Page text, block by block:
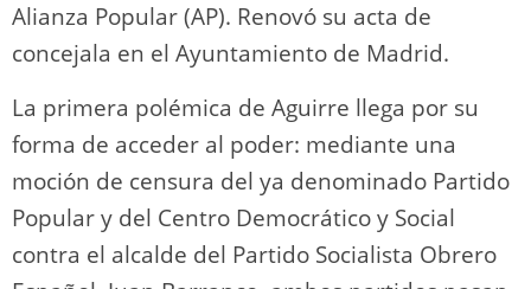
Alianza Popular (AP).​ Renovó su acta de
concejala en el Ayuntamiento de Madrid.
La primera polémica de Aguirre llega por su
forma de acceder al poder: mediante una
moción de censura del ya denominado Partido
Popular y del Centro Democrático y Social
contra el alcalde del Partido Socialista Obrero